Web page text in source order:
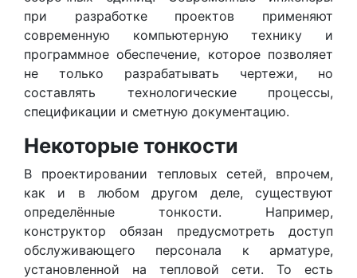
при разработке проектов применяют
современную компьютерную технику и
программное обеспечение, которое позволяет
не только разрабатывать чертежи, но
составлять технологические процессы,
спецификации и сметную документацию.
Некоторые тонкости
В проектировании тепловых сетей, впрочем,
как и в любом другом деле, существуют
определённые тонкости. Например,
конструктор обязан предусмотреть доступ
обслуживающего персонала к арматуре,
установленной на тепловой сети. То есть